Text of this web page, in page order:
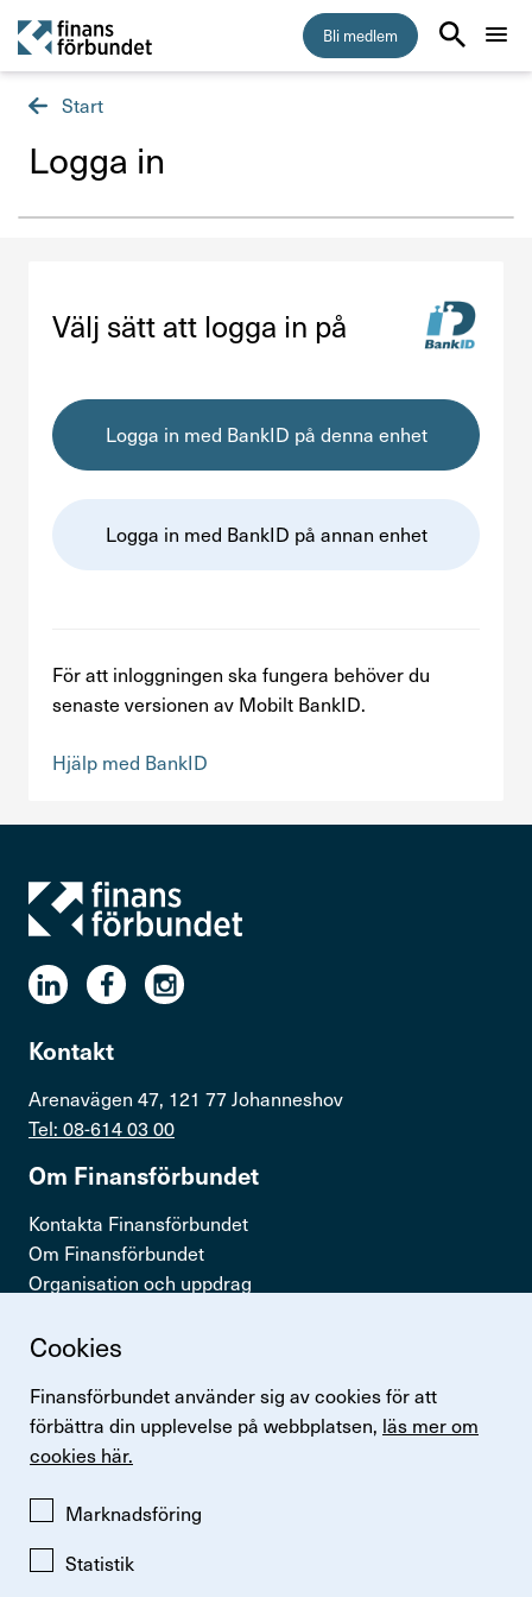
Bli medlem
Om Finansförbundet
Förtroendevald
Kontakta oss
Logga in
Cookies
Finansförbundet använder sig av cookies för att
förbättra din upplevelse på webbplatsen, läs mer om
cookies här.
Marknadsföring
Statistik
Start
Logga in
Välj sätt att logga in på
Logga in med BankID på denna enhet
Logga in med BankID på annan enhet
För att inloggningen ska fungera behöver du
senaste versionen av Mobilt BankID.
Hjälp med BankID
Kontakt
Arenavägen 47, 121 77 Johanneshov
Tel: 08-614 03 00
Om Finans­för­bundet
Kontakta Finansförbundet
Om Finansförbundet
Organisation och uppdrag
Snabb­länkar
Logga in
Lönestatistik
Finansförbundets kollektivavtal
Perspektiv